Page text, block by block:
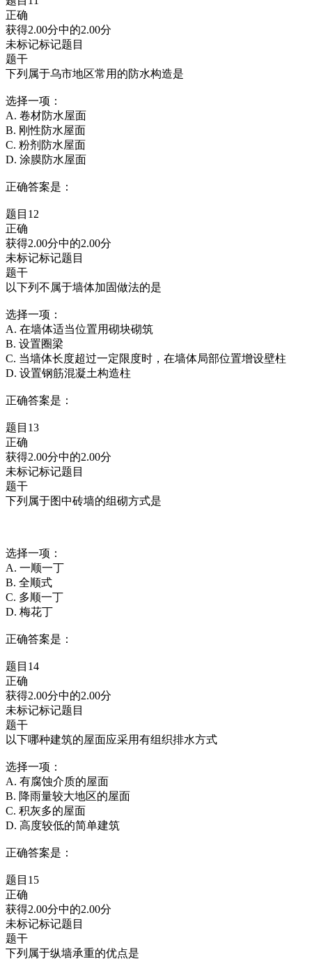
正确
获得2.00分中的2.00分
未标记标记题目
题干
下列属于乌市地区常用的防水构造是
选择一项：
A. 卷材防水屋面
B. 刚性防水屋面
C. 粉剂防水屋面
D. 涂膜防水屋面
正确答案是：
题目12
正确
获得2.00分中的2.00分
未标记标记题目
题干
以下列不属于墙体加固做法的是
选择一项：
A. 在墙体适当位置用砌块砌筑
B. 设置圈梁
C. 当墙体长度超过一定限度时，在墙体局部位置增设壁柱
D. 设置钢筋混凝土构造柱
正确答案是：
题目13
正确
获得2.00分中的2.00分
未标记标记题目
题干
下列属于图中砖墙的组砌方式是
选择一项：
A. 一顺一丁
B. 全顺式
C. 多顺一丁
D. 梅花丁
正确答案是：
题目14
正确
获得2.00分中的2.00分
未标记标记题目
题干
以下哪种建筑的屋面应采用有组织排水方式
选择一项：
A. 有腐蚀介质的屋面
B. 降雨量较大地区的屋面
C. 积灰多的屋面
D. 高度较低的简单建筑
正确答案是：
题目15
正确
获得2.00分中的2.00分
未标记标记题目
题干
下列属于纵墙承重的优点是